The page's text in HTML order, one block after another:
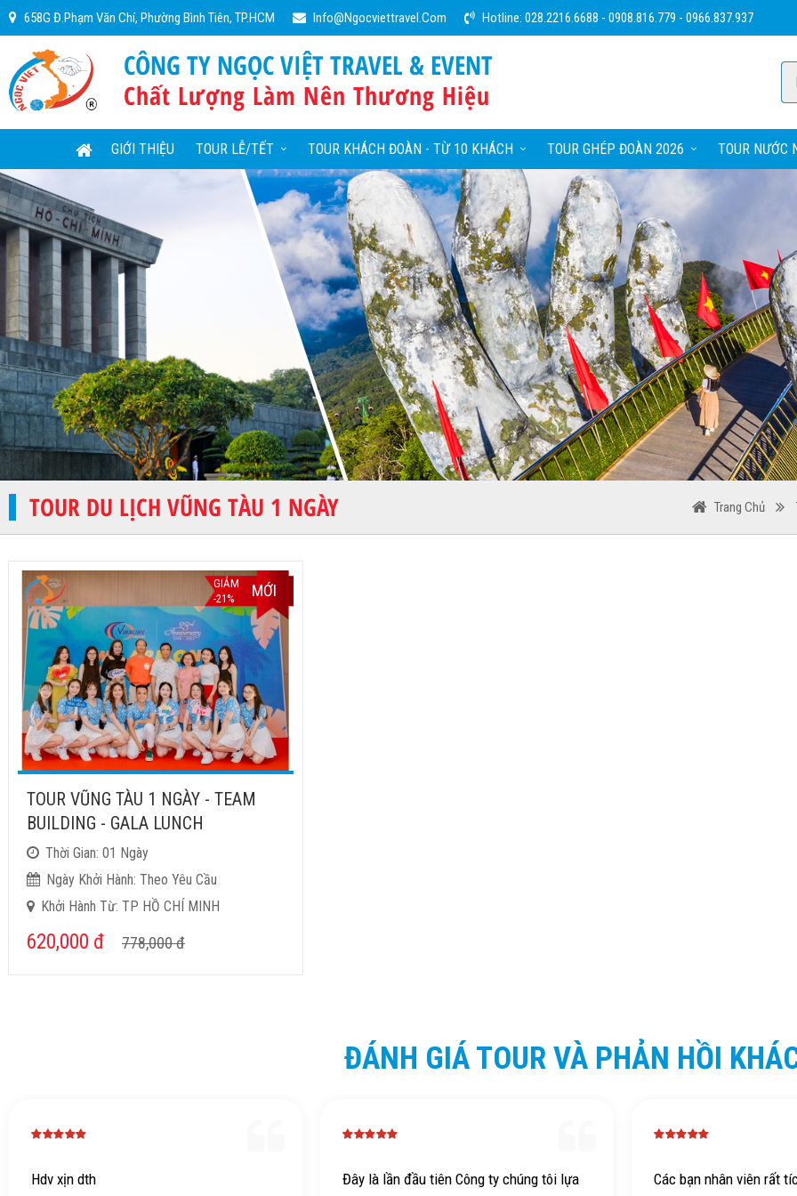
658G Đ.Phạm Văn Chí, Phường Bình Tiên, TP.HCM Info@ngocviettravel.com Hotline: 028.2216.6688 - 0908.816.779 - 0966.837.937
CÔNG TY NGỌC VIỆT TRAVEL & EVENT
Chất Lượng Làm Nên Thương Hiệu
GIỚI THIỆU TOUR LỄ/TẾT TOUR KHÁCH ĐOÀN - TỪ 10 KHÁCH TOUR GHÉP ĐOÀN 2026 TOUR NƯỚC
TOUR DU LỊCH VŨNG TÀU 1 NGÀY Trang Chủ
GIẢM
-21%
MỚI
TOUR VŨNG TÀU 1 NGÀY - TEAM
BUILDING - GALA LUNCH
Thời Gian: 01 Ngày
Ngày Khởi Hành: Theo Yêu Cầu
Khởi Hành Từ: TP HỒ CHÍ MINH
620,000 đ 778,000đ
ĐÁNH GIÁ TOUR VÀ PHẢN HỒI
Hdv xịn dth
Đây là lần đầu tiên Công ty chúng tôi lựa
Các bạn nhân viên rất